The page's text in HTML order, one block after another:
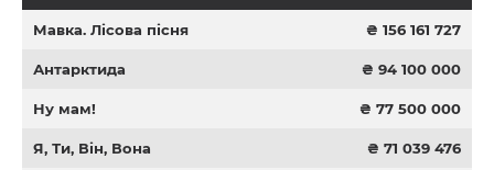
Мавка. Лісова пісня ₴ 156 161 727
Антарктида ₴ 94 100 000
Ну мам! ₴ 77 500 000
Я, Ти, Він, Вона ₴ 71 039 476